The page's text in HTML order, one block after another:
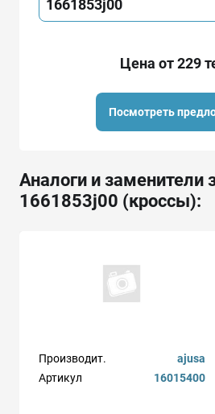
1661853j00
Цена от 229
Посмотреть
Аналоги и заменители
1661853j00 (кроссы):
Производит.
ajusa
Артикул
16015400